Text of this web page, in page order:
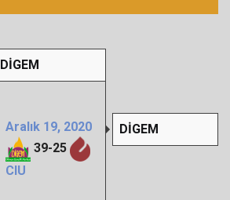
DİGEM
Aralık 19, 2020
39-25
CIU
DİGEM